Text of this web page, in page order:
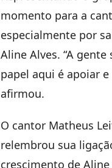
momento para a
especialmente por
Aline Alves. “A
papel aqui é apoiar
afirmou.
O cantor Matheus
relembrou sua
crescimento de